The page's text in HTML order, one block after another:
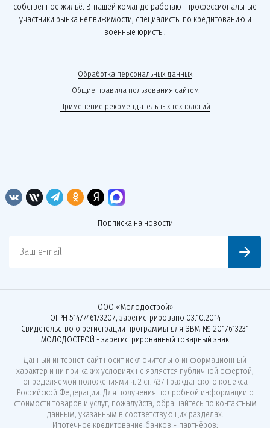
собственное жильё. В нашей команде работают профессиональные
участники рынка недвижимости, специалисты по кредитованию и
военные юристы.
Обработка персональных данных
Общие правила пользования сайтом
Применение рекомендательных технологий
Подписка на новости
Ваш e-mail
ООО «Молодострой»
ОГРН 5147746173207, зарегистрировано 03.10.2014
Свидетельство о регистрации программы для ЭВМ № 2017613231
МОЛОДОСТРОЙ - зарегистрированный товарный знак
Данный интернет-сайт носит исключительно информационный
характер и ни при каких условиях не является публичной офертой,
определяемой положениями ч. 2 ст. 437 Гражданского кодекса
Российской Федерации. Для получения подробной информации о
стоимости товаров и услуг, пожалуйста, обращайтесь по контактным
данным, указанным в соответствующих разделах.
Ипотечное кредитование банков - партнёров: